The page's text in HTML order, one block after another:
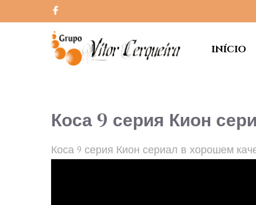
INÍCIO
Коса 9 серия Кион
Коса 9 серия Кион сериал в хорошем